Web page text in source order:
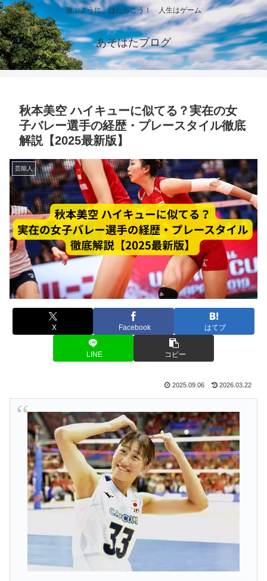
遊ぶように、はたらこう！ 人生はゲーム
あそはたブログ
秋本美空 ハイキューに似てる？実在の女
子バレー選手の経歴・プレースタイル徹底
解説【2025最新版】
芸能人
X Facebook はてブ
LINE コピー
2025.09.06 2026.03.22